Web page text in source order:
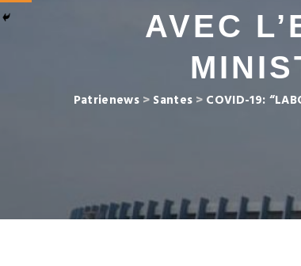
AVEC
Patrienews > Santes > COVID-19: